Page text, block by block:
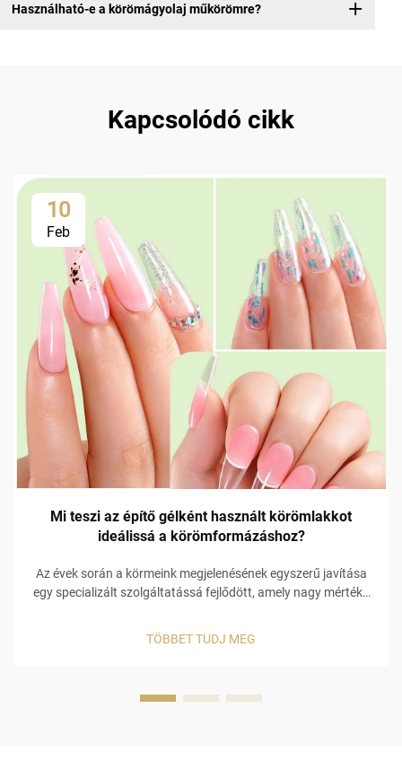
Használható-e a körömágyolaj műkörömre?
Kapcsolódó cikk
10
Feb
Mi teszi az építő gélként használt körömlakkot
ideálissá a körömformázáshoz?
Az évek során a körmeink megjelenésének egyszerű javítása
egy specializált szolgáltatássá fejlődött, amely nagy mértékű
van szükség a körömmodellezéshez. Néhány a
TÖBBET TUDJ MEG